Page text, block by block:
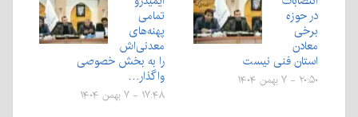
در حوزه
برخی
معادن
استان فنی نیست
۲۰:۵۰ - ۷ بهمن ۱۴۰۴
تمامی
پهنه‌های
معدنی‌اش
را به بخش خصوصی
واگذار…
۱۷:۴۸ - ۷ بهمن ۱۴۰۴